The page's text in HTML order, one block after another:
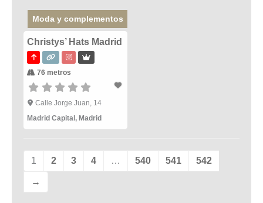
Moda y complementos
Christys’ Hats Madrid
76 metros
Calle Jorge Juan, 14
Madrid Capital, Madrid
1 2 3 4 … 540 541 542
→